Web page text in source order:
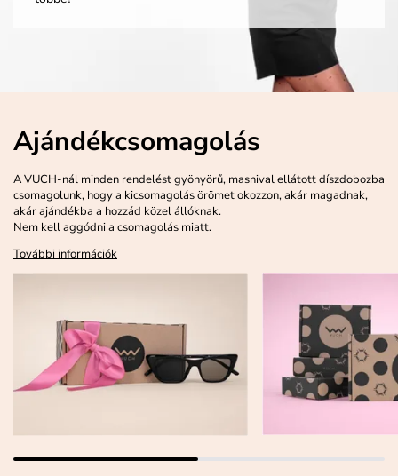
Ajándékcsomagolás
A VUCH-nál minden rendelést gyönyörű, masnival ellátott díszdobozba
csomagolunk, hogy a kicsomagolás örömet okozzon, akár magadnak,
akár ajándékba a hozzád közel állóknak.
Nem kell aggódni a csomagolás miatt.
További információk